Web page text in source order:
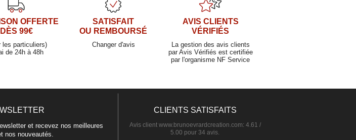
OFFERTE
DÈS 99€
les particuliers)
de 24h à 48h
SATISFAIT
OU REMBOURSÉ
Changer d'avis
AVIS CLIENTS
VÉRIFIÉS
La gestion des avis clients
par Avis Vérifiés est certifiée
par l'organisme NF Service
et recevez nos meilleures
nos nouveautés.
CLIENTS SATISFAITS
Avis client www.brunoevrardcreation.com: 4.61 /
5.00 pour 34 avis.